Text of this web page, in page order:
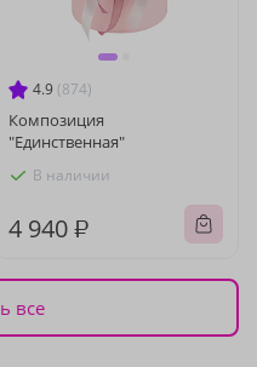
4.9 (874)
Композиция
"Единственная"
В наличии
4 940 ₽
все